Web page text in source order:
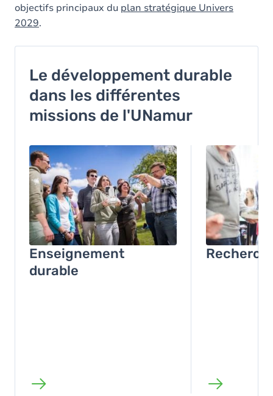
objectifs principaux du plan stratégique Univers
2029.
Le développement durable
dans les différentes
missions de l'UNamur
Image
Enseignement
durable
Image